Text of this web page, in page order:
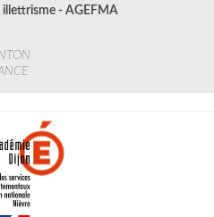
illettrisme - AGEFMA